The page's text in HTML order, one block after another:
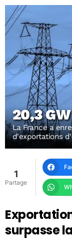
20,3 GW
La France a
d'exportations
1
Partage
surpasse